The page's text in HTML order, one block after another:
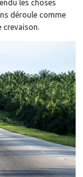
les choses
déroule comme
crevaison.